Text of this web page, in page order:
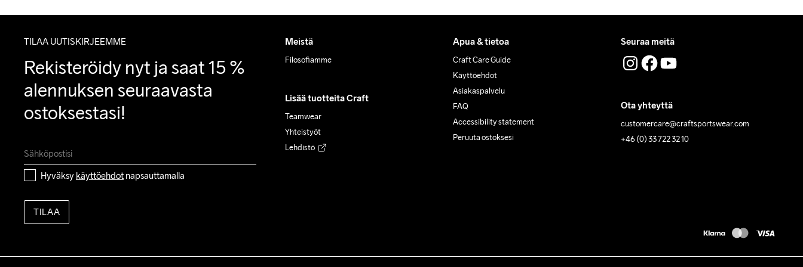
TILAA UUTISKIRJEEMME
Rekisteröidy nyt ja saat 15 %
alennuksen seuraavasta
ostoksestasi!
Hyväksy käyttöehdot napsauttamalla
TILAA
Meistä
Filosofiamme
Lisää tuotteita Craft
Teamwear
Yhteistyöt
Lehdistö
Apua & tietoa
Craft Care Guide
Käyttöehdot
Asiakaspalvelu
FAQ
Accessibility statement
Peruuta ostoksesi
Seuraa meitä
Ota yhteyttä
customercare@craftsportswear.com
+46 (0) 33 722 32 10